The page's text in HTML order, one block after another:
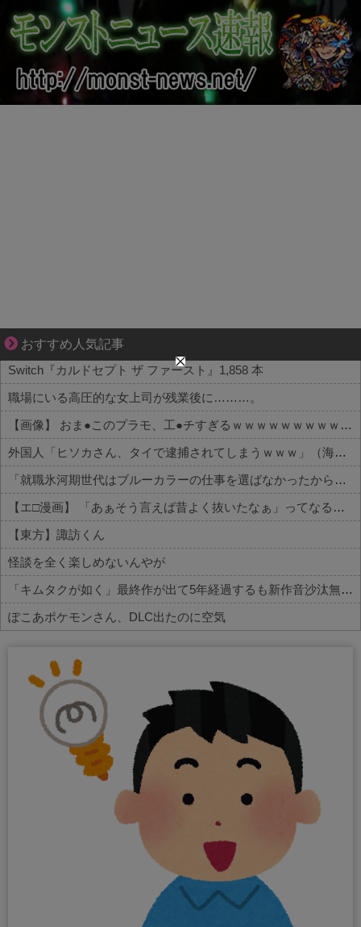
おすすめ人気記事
結婚生活の「当たり前」が壊れる瞬間
Switch『カルドセプト ザ ファースト』1,858 本
職場にいる高圧的な女上司が残業後に………。
【画像】 おま●このプラモ、工●チすぎるｗｗｗｗｗｗｗｗｗｗ
外国人「ヒソカさん、タイで逮捕されてしまうｗｗｗ」（海外の反応）
「就職氷河期世代はブルーカラーの仕事を選ばなかったから苦しかったんでしょ？」→「何言ってんだコイツ」の声、殺到
【エ□漫画】 「あぁそう言えば昔よく抜いたなぁ」ってなるエ□漫画家さんｗｗｗ
【東方】諏訪くん
怪談を全く楽しめないんやが
「キムタクが如く」最終作が出て5年経過するも新作音沙汰無し
ぽこあポケモンさん、DLC出たのに空気